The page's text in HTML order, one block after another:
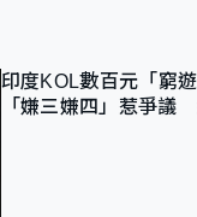
印度KOL數百元「窮
「嫌三嫌四」惹爭議